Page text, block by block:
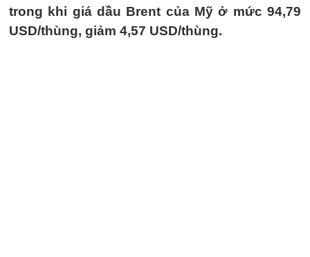
trong khi giá dầu Brent của Mỹ ở mức 94,79
USD/thùng, giảm 4,57 USD/thùng.